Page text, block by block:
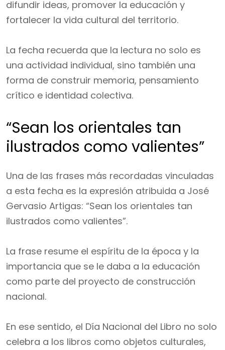
difundir ideas, promover la educación y
fortalecer la vida cultural del territorio.
La fecha recuerda que la lectura no solo es
una actividad individual, sino también una
forma de construir memoria, pensamiento
crítico e identidad colectiva.
“Sean los orientales tan
ilustrados como valientes”
Una de las frases más recordadas vinculadas
a esta fecha es la expresión atribuida a José
Gervasio Artigas: “Sean los orientales tan
ilustrados como valientes”.
La frase resume el espíritu de la época y la
importancia que se le daba a la educación
como parte del proyecto de construcción
nacional.
En ese sentido, el Día Nacional del Libro no solo
celebra a los libros como objetos culturales,